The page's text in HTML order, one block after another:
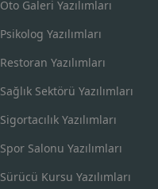
Oto Galeri Yazılımları
Psikolog Yazılımları
Restoran Yazılımları
Sağlık Sektörü Yazılımları
Sigortacılık Yazılımları
Spor Salonu Yazılımları
Sürücü Kursu Yazılımları